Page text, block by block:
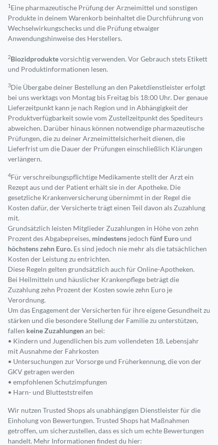
1Eine pharmazeutische Prüfung der Arzneimittel und sonstigen
Produkte in deinem Warenkorb beinhaltet die Durchführung von
Wechselwirkungschecks und die Prüfung etwaiger
Anwendungshinweise des Herstellers.
2Biozidproduktevorsichtig verwenden. Vor Gebrauch stets Etikett
und Produktinformationen lesen.
3Die Übergabe deiner Bestellung an den Paketdienstleister erfolgt
bei uns werktags von Montag bis Freitag bis 18:00 Uhr. Der genaue
Lieferzeitpunkt kann je nach Region und in Abhängigkeit der
Produktverfügbarkeit sowie vom Zustellzeitpunkt des Spediteurs
abweichen. Darüber hinaus können notwendige pharmazeutische
Prüfungen, die zu deiner Arzneimittelsicherheit dienen, die
Lieferfrist um die Dauer der Prüfungen einschließlich Klärungen
verlängern.
4Für verschreibungspflichtige Medikamente stellt der Arzt ein
Rezept aus und der Patient erhält sie in der Apotheke. Die
gesetzliche Krankenversicherung übernimmt in der Regel die
Kosten dafür, der Versicherte trägt einen Teil davon als Zuzahlung
mit.
Grundsätzlich leisten Mitglieder Zuzahlungen in Höhe von zehn
Prozent des Abgabepreises, mindestens jedoch fünf Euro und
höchstens zehn Euro. Es sind jedoch nie mehr als die tatsächlichen
Kosten der Leistung zu entrichten.
Diese Regeln gelten grundsätzlich auch für Online-Apotheken.
Bei Heilmitteln und häuslicher Krankenpflege beträgt die
Zuzahlung zehn Prozent der Kosten sowie zehn Euro je
Verordnung.
Um das Engagement der Versicherten für ihre eigene Gesundheit zu
stärken und die besondere Stellung der Familie zu unterstützen,
fallen keine Zuzahlungenan bei:
• Kindern und Jugendlichen bis zum vollendeten 18. Lebensjahr
mit Ausnahme der Fahrkosten
• Untersuchungen zur Vorsorge und Früherkennung, die von der
GKV getragen werden
• empfohlenen Schutzimpfungen
• Harn- und Blutteststreifen
Wir nutzen Trusted Shops als unabhängigen Dienstleister für die
Einholung von Bewertungen. Trusted Shops hat Maßnahmen
getroffen, um sicherzustellen, dass es sich um echte Bewertungen
handelt. Mehr Informationen findest du hier: